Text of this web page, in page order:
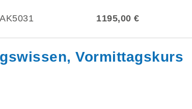
AK5031 1195,00 €
Vormittagskurs